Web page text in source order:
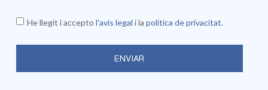
He llegit i accepto l'avís legal i la política de privacitat.
ENVIAR